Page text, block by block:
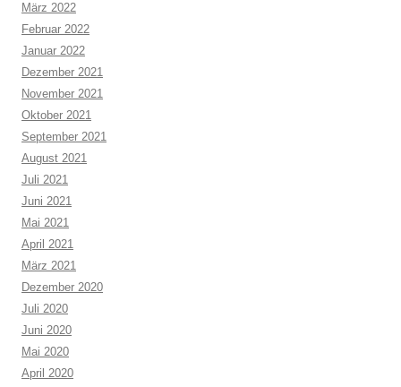
März 2022
Februar 2022
Januar 2022
Dezember 2021
November 2021
Oktober 2021
September 2021
August 2021
Juli 2021
Juni 2021
Mai 2021
April 2021
März 2021
Dezember 2020
Juli 2020
Juni 2020
Mai 2020
April 2020